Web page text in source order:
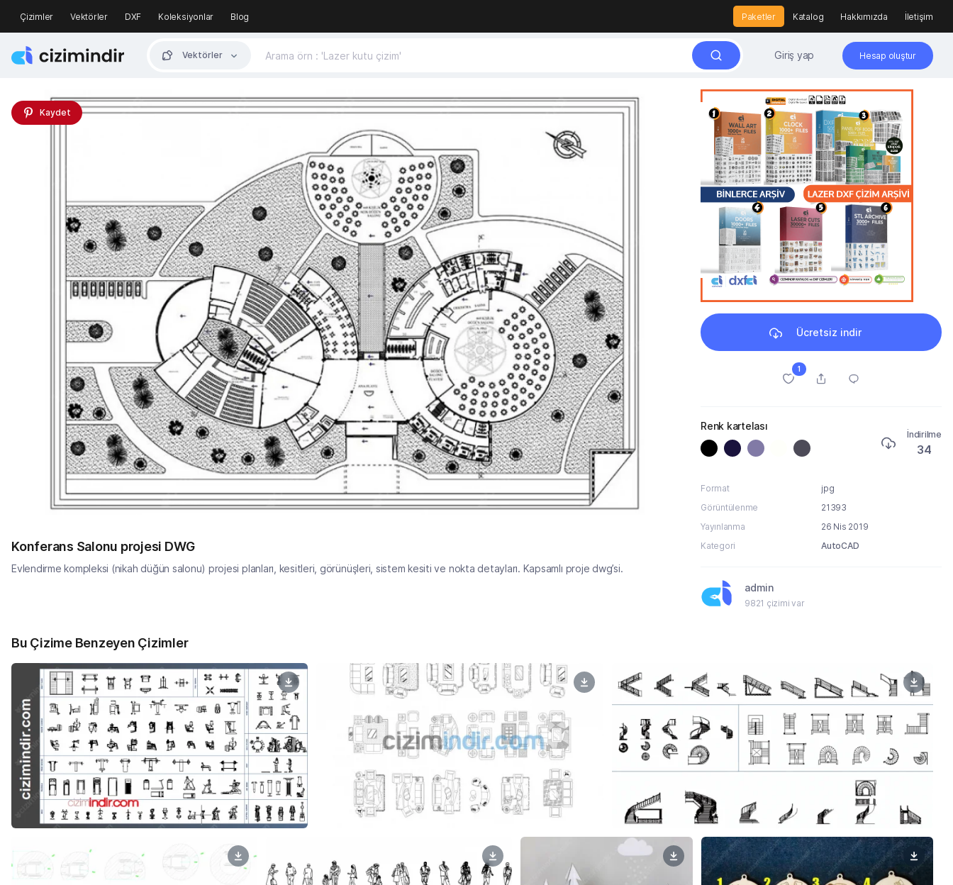
Çizimler Vektörler DXF Koleksiyonlar Blog Paketler Katalog Hakkımızda İletişim
Vektörler Giriş yap Hesap oluştur
Kaydet
Konferans Salonu projesi DWG
Evlendirme kompleksi (nikah düğün salonu) projesi planları, kesitleri, görünüşleri, sistem kesiti ve nokta detayları. Kapsamlı proje dwg’si.
Ücretsiz indir
1
Renk kartelası
İndirilme
34
Format
jpg
Görüntülenme
21393
Yayınlanma
26 Nis 2019
Kategori
AutoCAD
admin
9821 çizimi var
Bu Çizime Benzeyen Çizimler